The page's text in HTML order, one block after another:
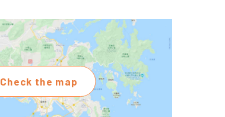
Check the map